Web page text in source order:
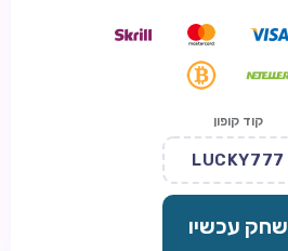
קוד קופון
LUCKY777
שחק עכשיו